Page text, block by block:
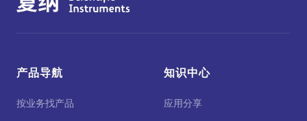
产品导航
按业务找产品
知识中心
应用分享